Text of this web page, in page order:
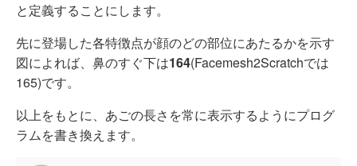
と定義することにします。
先に登場した各特徴点が顔のどの部位にあたるかを示す
図によれば、鼻のすぐ下は164(Facemesh2Scratchでは
165)です。
以上をもとに、あごの長さを常に表示するようにプログ
ラムを書き換えます。